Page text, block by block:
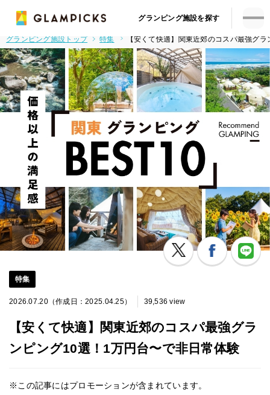
グランピング施設を探す
グランピング施設トップ 特集 【安くて快適】関東近郊のコスパ最強グ
特集
2026.07.20（作成日：2025.04.25） 39,536 view
【安くて快適】関東近郊のコスパ最強グラ
ンピング10選！1万円台〜で非日常体験
※この記事にはプロモーションが含まれています。